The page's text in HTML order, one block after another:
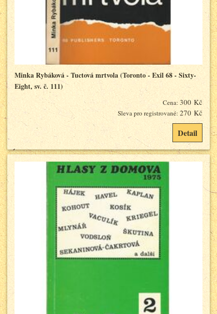
Minka Rybáková - Tuctová mrtvola (Toronto - Exil 68 - Sixty-
Eight, sv. č. 111)
Cena: 300 Kč
Sleva pro registrované: 270 Kč
Detail